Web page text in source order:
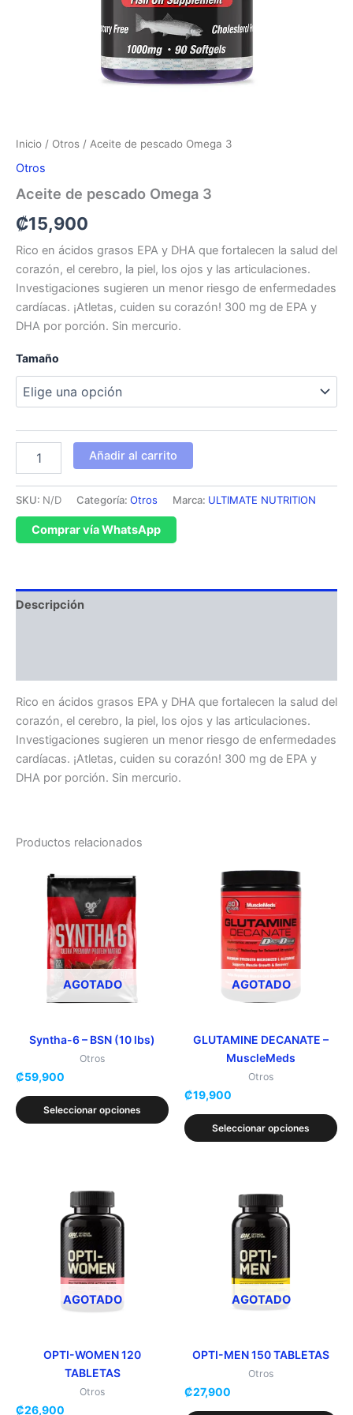
Inicio / Otros / Aceite de pescado Omega 3
Otros
Aceite de pescado Omega 3
₡15,900
Rico en ácidos grasos EPA y DHA que fortalecen la salud del
corazón, el cerebro, la piel, los ojos y las articulaciones.
Investigaciones sugieren un menor riesgo de enfermedades
cardíacas. ¡Atletas, cuiden su corazón! 300 mg de EPA y
DHA por porción. Sin mercurio.
Tamaño
Añadir al carrito
SKU: N/D Categoría: Otros Marca: ULTIMATE NUTRITION
Comprar vía WhatsApp
Descripción
Rico en ácidos grasos EPA y DHA que fortalecen la salud del
corazón, el cerebro, la piel, los ojos y las articulaciones.
Investigaciones sugieren un menor riesgo de enfermedades
cardíacas. ¡Atletas, cuiden su corazón! 300 mg de EPA y
DHA por porción. Sin mercurio.
Productos relacionados
AGOTADO
Syntha-6 – BSN (10 lbs)
Otros
₡59,900
Seleccionar opciones
producto
tiene
múltiples
variantes.
Las
opciones
se
elegir
en
página
de
AGOTADO
GLUTAMINE DECANATE –
MuscleMeds
Otros
₡19,900
Seleccionar opciones
Este
producto
tiene
múltiples
variantes.
Las
opciones
se
elegir
en
la
de
producto
AGOTADO
OPTI-WOMEN 120
TABLETAS
Otros
₡26,900
producto
tiene
múltiples
variantes.
Las
opciones
se
elegir
en
la
AGOTADO
OPTI-MEN 150 TABLETAS
Otros
₡27,900
producto
tiene
múltiples
variantes.
Las
opciones
elegir
en
página